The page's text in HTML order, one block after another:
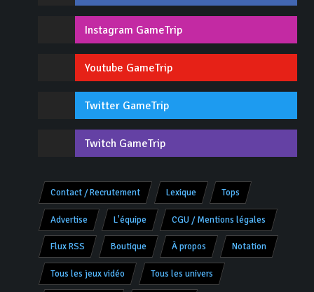
Instagram GameTrip
Youtube GameTrip
Twitter GameTrip
Twitch GameTrip
Contact / Recrutement Lexique Tops
Advertise L'équipe CGU / Mentions légales
Flux RSS Boutique À propos Notation
Tous les jeux vidéo Tous les univers